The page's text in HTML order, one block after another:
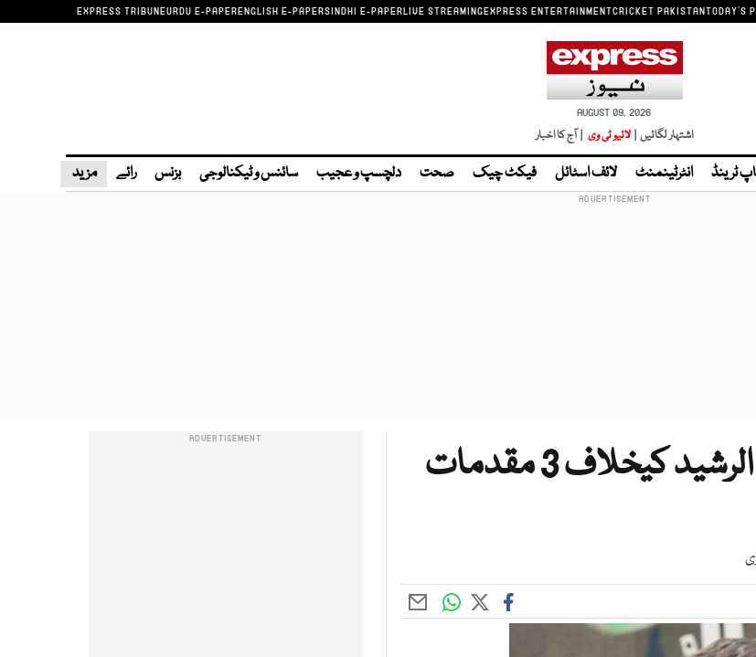
EXPRESS TRIBUNEURDU E-PAPERENGLISH E-PAPERSINDHI E-PAPERLIVE STREAMINGEXPRESS ENTERTAINMENTCRICKET PAKISTANTODAY'S
AUGUST 09, 2026
اشتہار لگائیں | لائیو ٹی وی | آج کا اخبار
ٹرینڈ انٹرٹینمنٹ لائف اسٹائل فیکٹ چیک صحت دلچسپ و عجیب سائنس و ٹیکنالوجی بزنس رائے مزید
پولیس کو رکن سندھ اسمبلی عبد الرشید کیخلاف 3 مقدمات